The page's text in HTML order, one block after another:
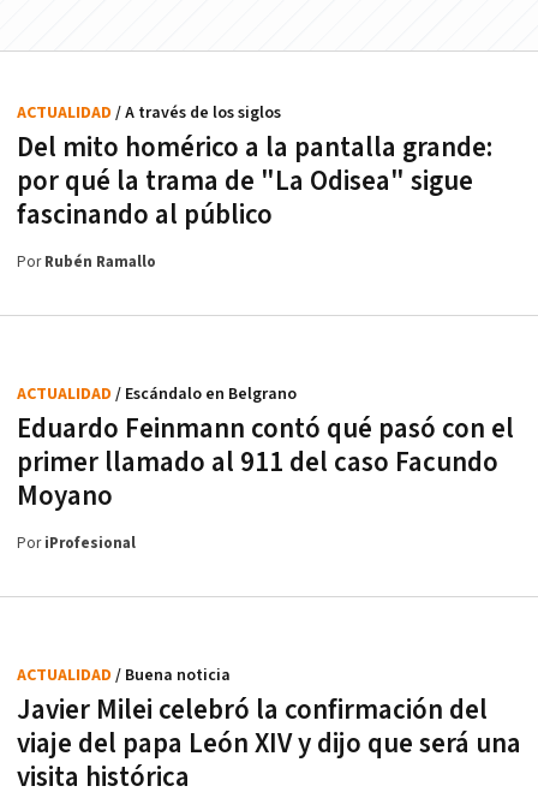
Del mito homérico a la pantalla grande:
por qué la trama de "La Odisea" sigue
fascinando al público
ACTUALIDAD / A través de los siglos
PorRubén Ramallo
Eduardo Feinmann contó qué pasó con el
primer llamado al 911 del caso Facundo
Moyano
ACTUALIDAD / Escándalo en Belgrano
PoriProfesional
Javier Milei celebró la confirmación del
viaje del papa León XIV y dijo que será una
visita histórica
ACTUALIDAD / Buena noticia